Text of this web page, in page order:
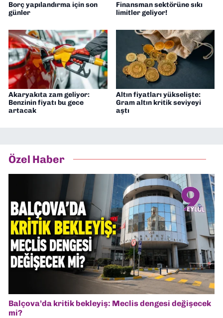
Borç yapılandırma için son
günler
Finansman sektörüne sıkı
limitler geliyor!
Akaryakıta zam geliyor:
Benzinin fiyatı bu gece
artacak
Altın fiyatları yükselişte:
Gram altın kritik seviyeyi
aştı
Özel Haber
Balçova’da kritik bekleyiş: Meclis dengesi değişecek
mi?